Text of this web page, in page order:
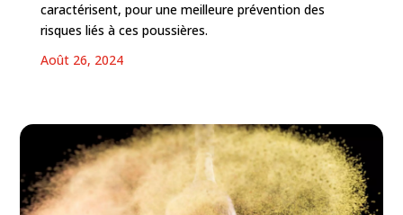
caractérisent, pour une meilleure prévention des
risques liés à ces poussières.
Août 26, 2024